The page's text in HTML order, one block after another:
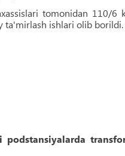
tomonidan 110/6
ta'mirlash ishlari olib borildi.
podstansiyalarda